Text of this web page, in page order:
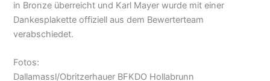
in Bronze überreicht und Karl Mayer wurde mit einer
Dankesplakette offiziell aus dem Bewerterteam
verabschiedet.
Fotos:
Dallamassl/Obritzerhauer BFKDO Hollabrunn